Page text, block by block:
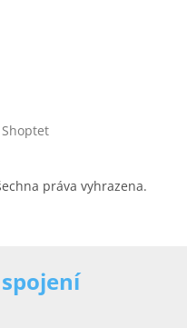
práva vyhrazena.